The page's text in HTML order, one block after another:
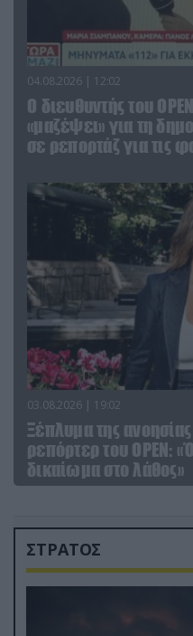
04.08.2026 | 12:02
O διευθυντής του
«μαζέψει» για τη
σε ρεπορτάζ για τις
03.08.2026 | 19:02
Ξέπλυμα της
ρεπόρτερ του ΟΡΕΝ:
δικαίωμα στο λάθος»
ΣΤΡΑΤΟΣ